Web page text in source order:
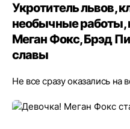
Укротитель львов,
необычные работы,
Меган Фокс, Брэд
славы
Не все сразу оказались на